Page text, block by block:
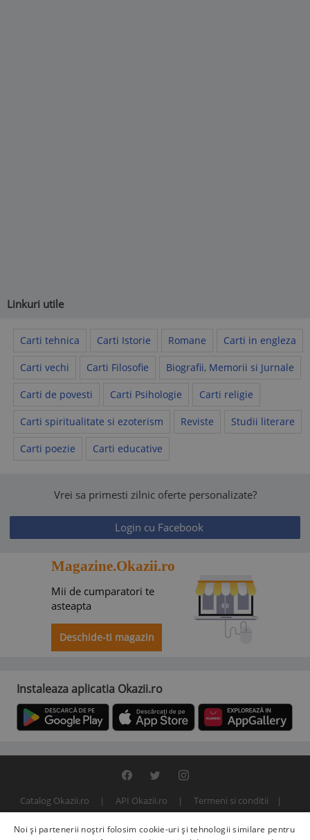
Linkuri utile
Carti tehnica Carti Istorie Romane Carti in engleza
Carti vechi Carti Filosofie Biografii, Memorii si Jurnale
Carti de povesti Carti Psihologie Carti religie
Carti spiritualitate si ezoterism Reviste Studii literare
Carti poezie Carti educative
Vrei sa primesti zilnic oferte personalizate?
Login cu Facebook
Magazine.Okazii.ro
Mii de cumparatori te
asteapta
Deschide-ti magazin
Instaleaza aplicatia Okazii.ro
Catalog Okazii.ro API Okazii.ro
Termeni si conditii
© 2000 - 2026 S.C. BITFACTOR S.R.L.
Noi și partenerii noștri folosim cookie-uri și tehnologii similare pentru